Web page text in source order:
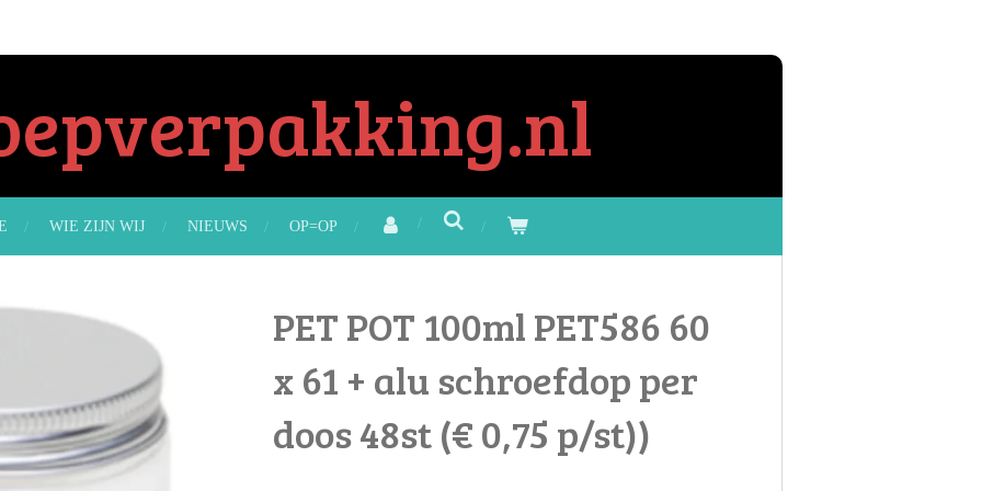
WIE ZIJN WIJ NIEUWS OP=OP
PET POT 100ml PET586 60
x 61 + alu schroefdop per
doos 48st (€ 0,75 p/st))